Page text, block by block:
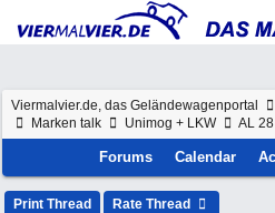
Viermalvier.de, das Geländewagenportal
Marken talk
Unimog + LKW AL 28
Forums Calendar
Print Thread Rate Thread